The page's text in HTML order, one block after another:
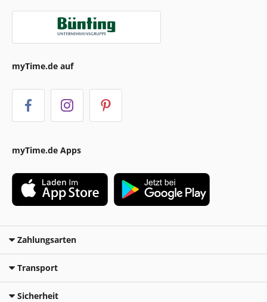
myTime.de auf
myTime.de Apps
Zahlungsarten
Transport
Sicherheit